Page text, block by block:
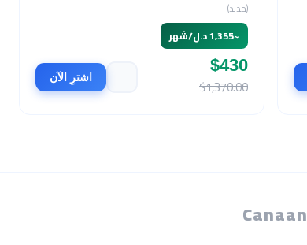
(جديد)
~1,355 د.ل/شهر
$430
$1,370.00 اشترِ الآن
Canaan